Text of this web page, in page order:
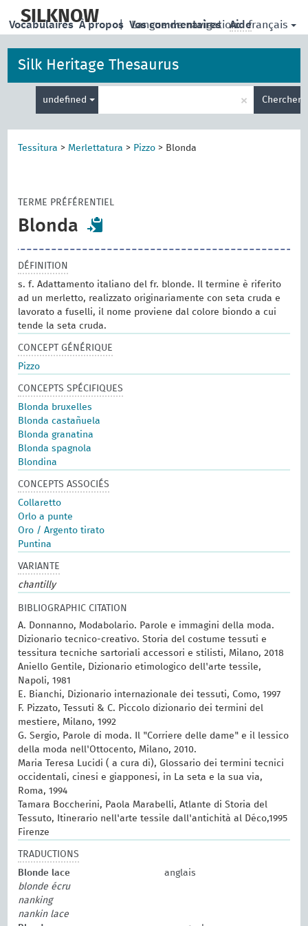
main
SILKNOW | Langue de navigation: français
Vocabulaires À propos Vos commentaires Aide
Silk Heritage Thesaurus
undefined
de
recherche
× Chercher
Tessitura > Merlettatura > Pizzo > Blonda
TERME PRÉFÉRENTIEL
Blonda
DÉFINITION
s. f. Adattamento italiano del fr. blonde. Il termine è riferito
ad un merletto, realizzato originariamente con seta cruda e
lavorato a fuselli, il nome proviene dal colore biondo a cui
tende la seta cruda.
CONCEPT GÉNÉRIQUE
Pizzo
CONCEPTS SPÉCIFIQUES
Blonda bruxelles
Blonda castañuela
Blonda granatina
Blonda spagnola
Blondina
CONCEPTS ASSOCIÉS
Collaretto
Orlo a punte
Oro / Argento tirato
Puntina
VARIANTE
chantilly
BIBLIOGRAPHIC CITATION
A. Donnanno, Modabolario. Parole e immagini della moda.
Dizionario tecnico-creativo. Storia del costume tessuti e
tessitura tecniche sartoriali accessori e stilisti, Milano, 2018
Aniello Gentile, Dizionario etimologico dell'arte tessile,
Napoli, 1981
E. Bianchi, Dizionario internazionale dei tessuti, Como, 1997
F. Pizzato, Tessuti & C. Piccolo dizionario dei termini del
mestiere, Milano, 1992
G. Sergio, Parole di moda. Il "Corriere delle dame" e il lessico
della moda nell'Ottocento, Milano, 2010.
Maria Teresa Lucidi ( a cura di), Glossario dei termini tecnici
occidentali, cinesi e giapponesi, in La seta e la sua via,
Roma, 1994
Tamara Boccherini, Paola Marabelli, Atlante di Storia del
Tessuto, Itinerario nell'arte tessile dall'antichità al Déco,1995
Firenze
TRADUCTIONS
Blonde lace
anglais
blonde écru
nanking
nankin lace